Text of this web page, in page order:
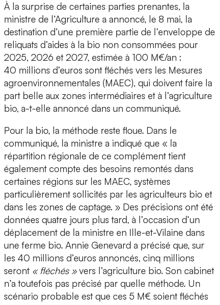
À la surprise de certaines parties prenantes, la
ministre de l’Agriculture a annoncé, le 8 mai, la
destination d’une première partie de l’enveloppe de
reliquats d’aides à la bio non consommées pour
2025, 2026 et 2027, estimée à 100 M€/an :
40 millions d’euros sont fléchés vers les Mesures
agroenvironnementales (MAEC), qui doivent faire la
part belle aux zones intermédiaires et à l’agriculture
bio, a-t-elle annoncé dans un communiqué.
Pour la bio, la méthode reste floue. Dans le
communiqué, la ministre a indiqué que « la
répartition régionale de ce complément tient
également compte des besoins remontés dans
certaines régions sur les MAEC, systèmes
particulièrement sollicités par les agriculteurs bio et
dans les zones de captage. » Des précisions ont été
données quatre jours plus tard, à l’occasion d’un
déplacement de la ministre en Ille-et-Vilaine dans
une ferme bio. Annie Genevard a précisé que, sur
les 40 millions d’euros annoncés, cinq millions
seront « fléchés »vers l’agriculture bio. Son cabinet
n’a toutefois pas précisé par quelle méthode. Un
scénario probable est que ces 5 M€ soient fléchés